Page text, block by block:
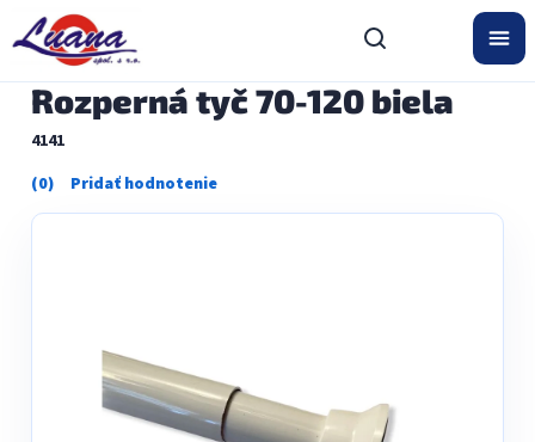
obsah
Rozperná tyč 70-120 biela
4141
Priemerné
hodnotenie